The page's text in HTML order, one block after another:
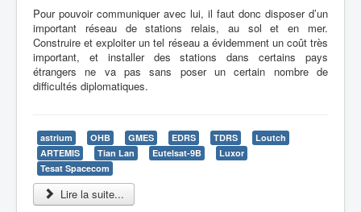
Pour pouvoir communiquer avec lui, il faut donc disposer d’un
important réseau de stations relais, au sol et en mer.
Construire et exploiter un tel réseau a évidemment un coût très
important, et installer des stations dans certains pays
étrangers ne va pas sans poser un certain nombre de
difficultés diplomatiques.
astrium OHB GMES EDRS TDRS
Loutch
ARTEMIS
Tian Lan Eutelsat-9B
Luxor
Tesat Spacecom
Lire la suite...